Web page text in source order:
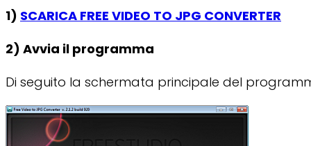
1) SCARICA FREE VIDEO TO JPG CONVERTER
2) Avvia il programma
Di seguito la schermata principale del